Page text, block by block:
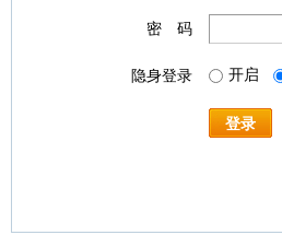
密 码
隐身登录 开启
登录